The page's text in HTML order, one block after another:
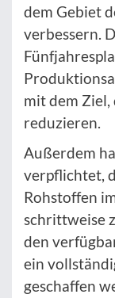
dem Gebiet
verbessern.
mit dem
reduzieren.
Außerdem
verpflichtet,
Rohstoffen
schrittweise
den
ein
geschaffen